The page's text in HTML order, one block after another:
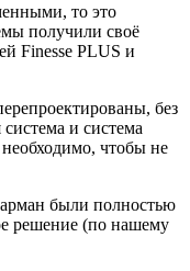
то это
получили своё
Finesse PLUS и
без
и система
чтобы не
были полностью
решение (по нашему